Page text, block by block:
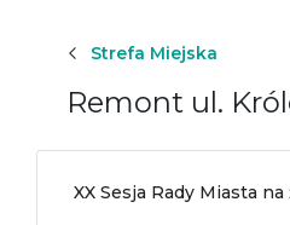
Strefa Miejska
Remont ul.
XX Sesja Rady Miasta na